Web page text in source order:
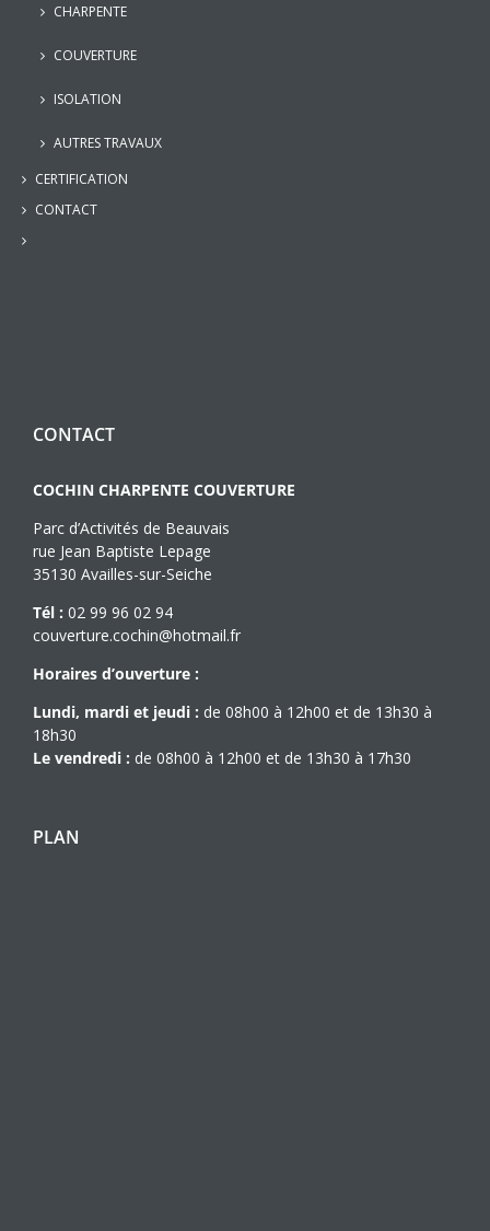
CHARPENTE
COUVERTURE
ISOLATION
AUTRES TRAVAUX
CERTIFICATION
CONTACT
CONTACT
COCHIN CHARPENTE COUVERTURE
Parc d’Activités de Beauvais
rue Jean Baptiste Lepage
35130 Availles-sur-Seiche
Tél : 02 99 96 02 94
couverture.cochin@hotmail.fr
Horaires d’ouverture :
Lundi, mardi et jeudi : de 08h00 à 12h00 et de 13h30 à
18h30
Le vendredi : de 08h00 à 12h00 et de 13h30 à 17h30
PLAN